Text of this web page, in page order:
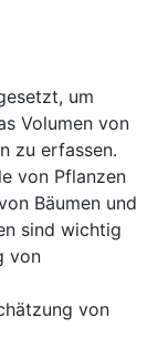
um
Volumen von
zu erfassen.
von Pflanzen
Bäumen und
sind wichtig
von
von